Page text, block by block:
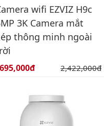
wifi EZVIZ H9c
3K Camera mắt
thông minh ngoài
bán: Giá gốc:
2,422,000đ